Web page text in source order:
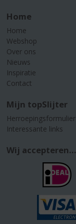
Home
Home
Webshop
Over ons
Nieuws
Inspiratie
Contact
Mijn topSlijter
Herroepingsformulier
Interessante links
Wij accepteren...